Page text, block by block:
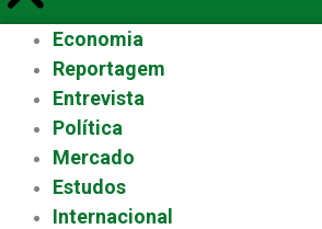
Economia
Reportagem
Entrevista
Política
Mercado
Estudos
Internacional